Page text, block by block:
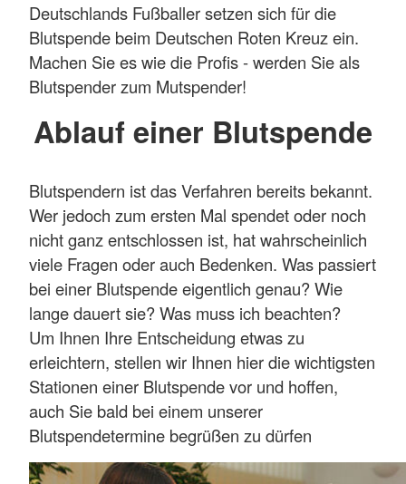
Deutschlands Fußballer setzen sich für die
Blutspende beim Deutschen Roten Kreuz ein.
Machen Sie es wie die Profis - werden Sie als
Blutspender zum Mutspender!
Ablauf einer Blutspende
Blutspendern ist das Verfahren bereits bekannt.
Wer jedoch zum ersten Mal spendet oder noch
nicht ganz entschlossen ist, hat wahrscheinlich
viele Fragen oder auch Bedenken. Was passiert
bei einer Blutspende eigentlich genau? Wie
lange dauert sie? Was muss ich beachten?
Um Ihnen Ihre Entscheidung etwas zu
erleichtern, stellen wir Ihnen hier die wichtigsten
Stationen einer Blutspende vor und hoffen,
auch Sie bald bei einem unserer
Blutspendetermine begrüßen zu dürfen